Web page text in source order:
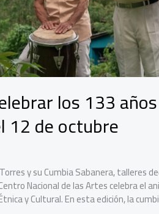
los 133
12 de octubre
y su Cumbia Sabanera, talleres
Nacional de las Artes celebra el
y Cultural. En esta edición, la